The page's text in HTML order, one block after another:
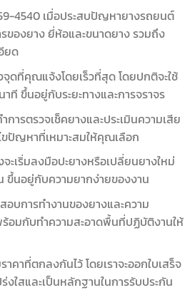
4540 เมื่อประสบปัญหายางรถยนต์
ของยาง ยี่ห้อและขนาดยาง รวมถึง
ยด
จุดที่คุณแจ้งโดยเร็วที่สุด โดยปกติจะใช้
ที ขึ้นอยู่กับระยะทางและการจราจร
การตรวจเช็คยางและประเมินความเสีย
ขปัญหาที่เหมาะสมให้คุณเลือก
ะเริ่มลงมือปะยางหรือเปลี่ยนยางใหม่
ขึ้นอยู่กับความยากง่ายของงาน
อบการทำงานของยางและความ
อมกับทำความสะอาดพื้นที่ปฏิบัติงานให้
คาที่ตกลงกันไว้ โดยเราจะออกใบเสร็จ
งใสและเป็นหลักฐานในการรับประกัน